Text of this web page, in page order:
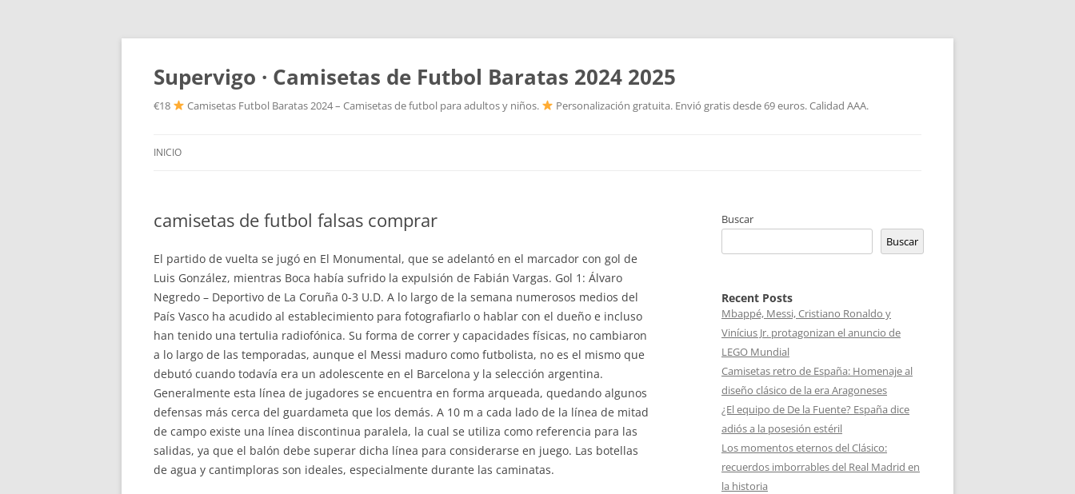
Supervigo · Camisetas de Futbol Baratas 2024 2025
€18 Camisetas Futbol Baratas 2024 – Camisetas de futbol para adultos y niños. Personalización gratuita. Envió gratis desde 69 euros. Calidad AAA.
INICIO
camisetas de futbol falsas comprar
El partido de vuelta se jugó en El Monumental, que se adelantó en el marcador con gol de
Luis González, mientras Boca había sufrido la expulsión de Fabián Vargas. Gol 1: Álvaro
Negredo – Deportivo de La Coruña 0-3 U.D. A lo largo de la semana numerosos medios del
País Vasco ha acudido al establecimiento para fotografiarlo o hablar con el dueño e incluso
han tenido una tertulia radiofónica. Su forma de correr y capacidades físicas, no cambiaron
a lo largo de las temporadas, aunque el Messi maduro como futbolista, no es el mismo que
debutó cuando todavía era un adolescente en el Barcelona y la selección argentina.
Generalmente esta línea de jugadores se encuentra en forma arqueada, quedando algunos
defensas más cerca del guardameta que los demás. A 10 m a cada lado de la línea de mitad
de campo existe una línea discontinua paralela, la cual se utiliza como referencia para las
salidas, ya que el balón debe superar dicha línea para considerarse en juego. Las botellas
de agua y cantimploras son ideales, especialmente durante las caminatas.
Buscar
Buscar
Recent Posts
Mbappé, Messi, Cristiano Ronaldo y
Vinícius Jr. protagonizan el anuncio de
LEGO Mundial
Camisetas retro de España: Homenaje al
diseño clásico de la era Aragoneses
¿El equipo de De la Fuente? España dice
adiós a la posesión estéril
Los momentos eternos del Clásico:
recuerdos imborrables del Real Madrid en
la historia